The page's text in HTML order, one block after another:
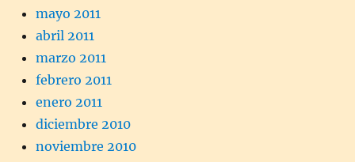
mayo 2011
abril 2011
marzo 2011
febrero 2011
enero 2011
diciembre 2010
noviembre 2010